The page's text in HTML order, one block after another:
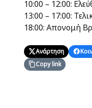
10:00 – 12:00:
13:00 – 17:00:
18:00: Απονομή
Ανάρτηση
Copy link